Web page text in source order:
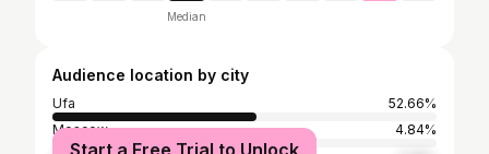
Median
Audience location by city
Ufa
52.66%
Moscow
4.84%
Start a Free Trial to Unlock